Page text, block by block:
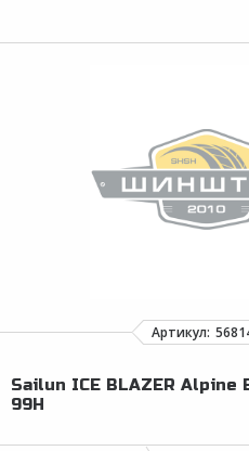
Sailun ICE BLAZER Alpine
99H